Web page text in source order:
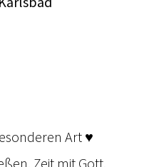
Art ♥
Zeit mit Gott.